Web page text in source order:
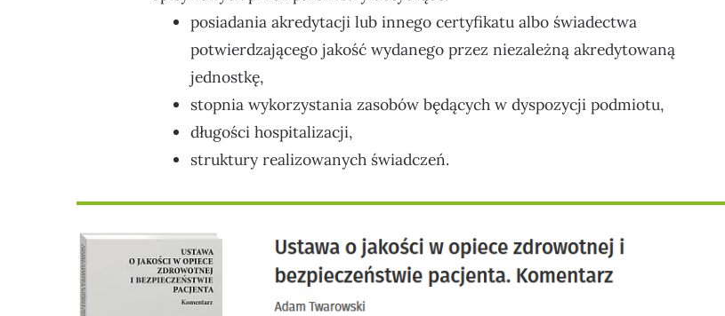
posiadania akredytacji lub innego certyfikatu albo świadectwa
potwierdzającego jakość wydanego przez niezależną akredytowaną
jednostkę,
stopnia wykorzystania zasobów będących w dyspozycji podmiotu,
długości hospitalizacji,
struktury realizowanych świadczeń.